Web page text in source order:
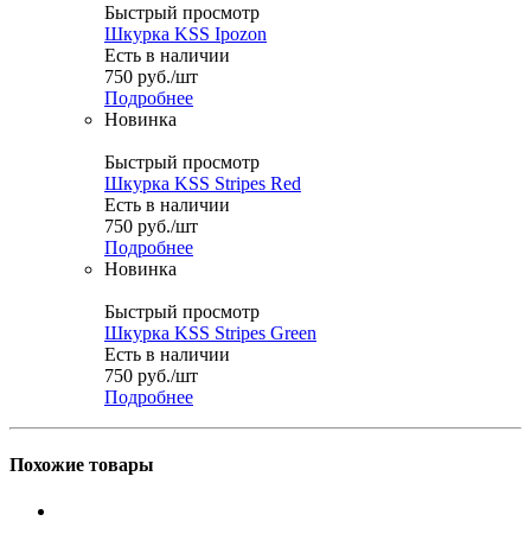
Быстрый просмотр
Шкурка KSS Ipozon
Есть в наличии
750 руб./шт
Подробнее
Новинка
Быстрый просмотр
Шкурка KSS Stripes Red
Есть в наличии
750 руб./шт
Подробнее
Новинка
Быстрый просмотр
Шкурка KSS Stripes Green
Есть в наличии
750 руб./шт
Подробнее
Похожие товары